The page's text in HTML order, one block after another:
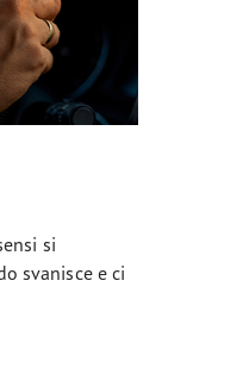
si
svanisce e ci